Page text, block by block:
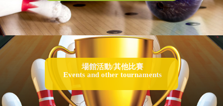
場館活動/其他比賽
Events and other tournaments